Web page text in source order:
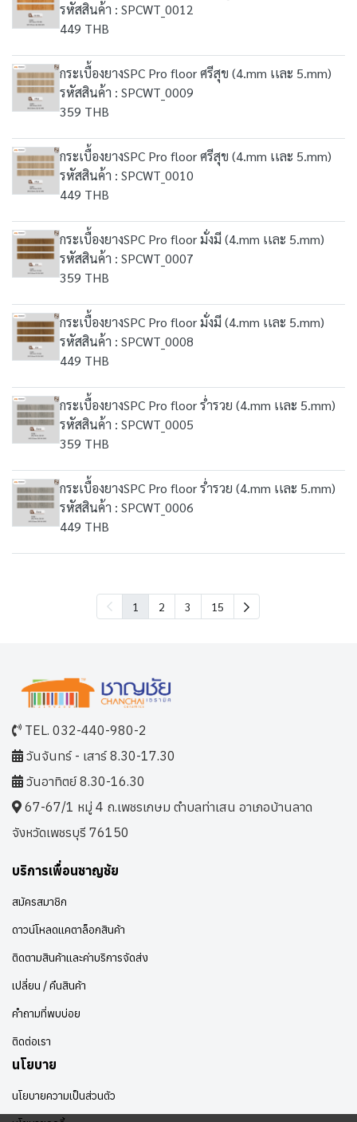
รหัสสินค้า : SPCWT_0012
449 THB
กระเบื้องยางSPC Pro floor ศรีสุข (4.mm เเละ 5.mm)
รหัสสินค้า : SPCWT_0009
359 THB
กระเบื้องยางSPC Pro floor ศรีสุข (4.mm เเละ 5.mm)
รหัสสินค้า : SPCWT_0010
449 THB
กระเบื้องยางSPC Pro floor มั่งมี (4.mm เเละ 5.mm)
รหัสสินค้า : SPCWT_0007
359 THB
กระเบื้องยางSPC Pro floor มั่งมี (4.mm เเละ 5.mm)
รหัสสินค้า : SPCWT_0008
449 THB
กระเบื้องยางSPC Pro floor ร่ำรวย (4.mm เเละ 5.mm)
รหัสสินค้า : SPCWT_0005
359 THB
กระเบื้องยางSPC Pro floor ร่ำรวย (4.mm เเละ 5.mm)
รหัสสินค้า : SPCWT_0006
449 THB
1 2 3 15
TEL. 032-440-980-2
วันจันทร์ - เสาร์ 8.30-17.30
วันอาทิตย์ 8.30-16.30
67-67/1 หมู่ 4 ถ.เพชรเกษม ตำบลท่าเสน อาเภอบ้านลาด
จังหวัดเพชรบุรี 76150
บริการเพื่อนชาญชัย
สมัครสมาชิก
ดาวน์โหลดแคตาล็อกสินค้า
ติดตามสินค้าและค่าบริการจัดส่ง
เปลี่ยน / คืนสินค้า
คำถามที่พบบ่อย
ติดต่อเรา
นโยบาย
นโยบายความเป็นส่วนตัว